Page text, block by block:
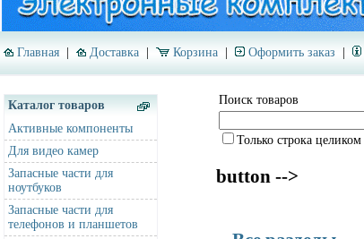
Главная Доставка Корзина Оформить заказ
Каталог товаров
Активные компоненты
Для видео камер
Запасные части для
ноутбуков
Запасные части для
телефонов и планшетов
Поиск товаров
Только строка целиком
button -->